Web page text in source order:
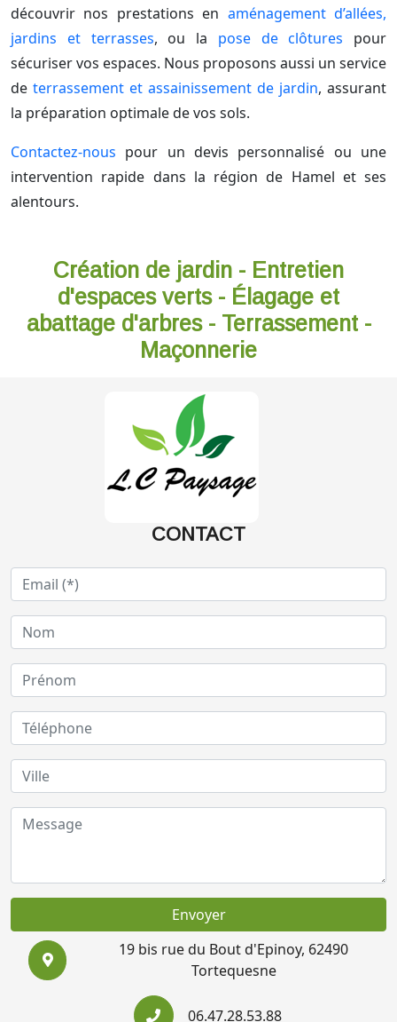
découvrir nos prestations en aménagement d’allées,
jardins et terrasses, ou la pose de clôtures pour
sécuriser vos espaces. Nous proposons aussi un service
de terrassement et assainissement de jardin, assurant
la préparation optimale de vos sols.
Contactez-nous pour un devis personnalisé ou une
intervention rapide dans la région de Hamel et ses
alentours.
Création de jardin - Entretien
d'espaces verts - Élagage et
abattage d'arbres - Terrassement -
Maçonnerie
CONTACT
Envoyer
19 bis rue du Bout d'Epinoy, 62490
Tortequesne
06.47.28.53.88